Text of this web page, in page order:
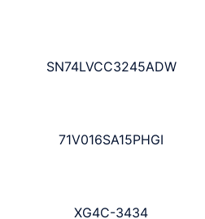
SN74LVCC3245ADW
71V016SA15PHGI
XG4C-3434